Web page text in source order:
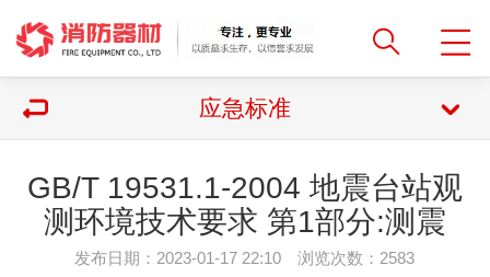
应急标准
GB/T 19531.1-2004 地震台站观
测环境技术要求 第1部分:测震
发布日期：2023-01-17 22:10 浏览次数： 2583